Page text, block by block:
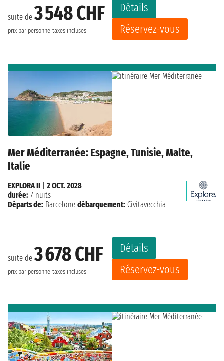
suite de3 548 CHF
prix par personne taxes incluses
Détails
Réservez-vous
Mer Méditerranée: Espagne, Tunisie, Malte,
Italie
suite de3 678 CHF
prix par personne taxes incluses
Détails
Réservez-vous
EXPLORA II
2 OCT. 2028
durée: 7 nuits
Départs de: Barcelone débarquement: Civitavecchia